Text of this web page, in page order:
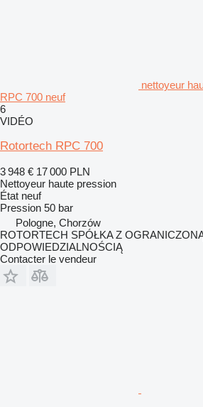
nettoyeur
RPC 700 neuf
6
VIDÉO
Rotortech RPC 700
3 948 € 17 000 PLN
Nettoyeur haute pression
État neuf
Pression 50 bar
Pologne, Chorzów
ROTORTECH SPÓŁKA Z
ODPOWIEDZIALNOŚCIĄ
Contacter le vendeur